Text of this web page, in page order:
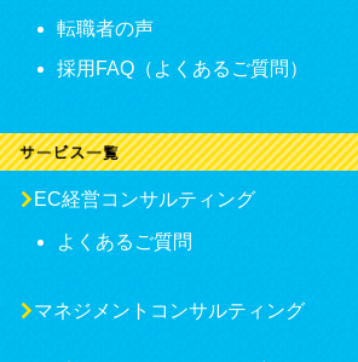
転職者の声
採用FAQ（よくあるご質問）
EC経営コンサルティング
よくあるご質問
マネジメントコンサルティング